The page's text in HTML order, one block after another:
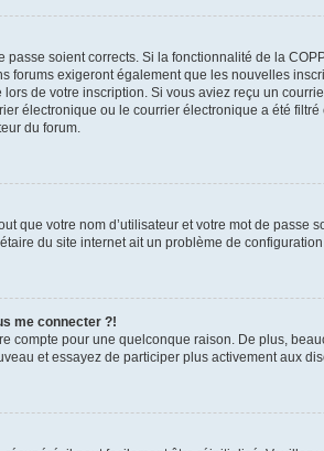
soient corrects. Si la fonctionnalité de la
forums exigeront également que les nouvelles
de votre inscription. Si vous aviez reçu un
électronique ou le courrier électronique a été
du forum.
que votre nom d’utilisateur et votre mot de
du site internet ait un problème de
me connecter ?!
compte pour une quelconque raison. De plus,
et essayez de participer plus activement aux